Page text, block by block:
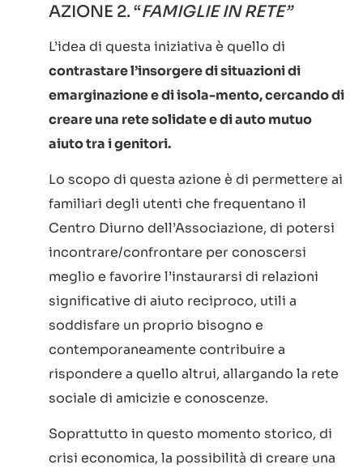
AZIONE 2. “FAMIGLIE IN RETE”
L’idea di questa iniziativa è quello di
contrastare l’insorgere di situazioni di
emarginazione e di isola-mento, cercando di
creare una rete solidate e di auto mutuo
aiuto tra i genitori.
Lo scopo di questa azione è di permettere ai
familiari degli utenti che frequentano il
Centro Diurno dell’Associazione, di potersi
incontrare/confrontare per conoscersi
meglio e favorire l’instaurarsi di relazioni
significative di aiuto reciproco, utili a
soddisfare un proprio bisogno e
contemporaneamente contribuire a
rispondere a quello altrui, allargando la rete
sociale di amicizie e conoscenze.
Soprattutto in questo momento storico, di
crisi economica, la possibilità di creare una